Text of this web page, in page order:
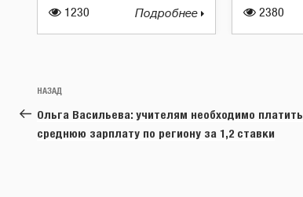
1230 Подробнее 2380
Навигация
по
записям
Предыдущая
запись:
НАЗАД
Ольга Васильева: учителям необходимо платить
среднюю зарплату по региону за 1,2 ставки